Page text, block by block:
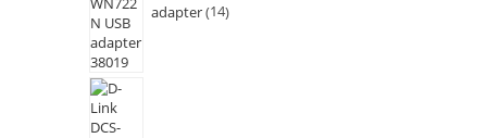
adapter 14